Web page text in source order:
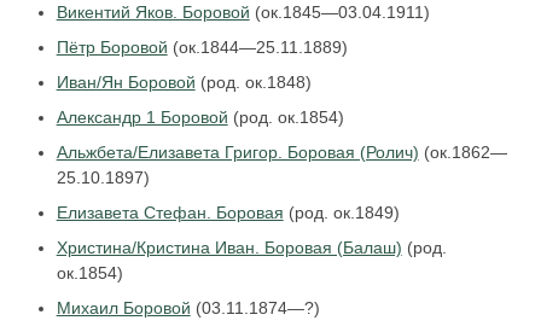
Викентий Яков. Боровой (ок.1845—03.04.1911)
Пётр Боровой (ок.1844—25.11.1889)
Иван/Ян Боровой (род. ок.1848)
Александр 1 Боровой (род. ок.1854)
Альжбета/Елизавета Григор. Боровая (Ролич) (ок.1862—
25.10.1897)
Елизавета Стефан. Боровая (род. ок.1849)
Христина/Кристина Иван. Боровая (Балаш) (род.
ок.1854)
Михаил Боровой (03.11.1874—?)